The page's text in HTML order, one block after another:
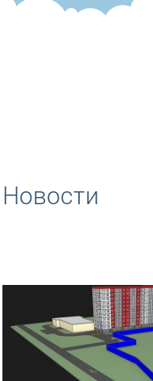
Новости